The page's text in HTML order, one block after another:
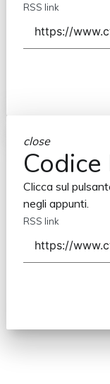
RSS link
close
Codice
Clicca sul
negli appunti.
RSS link